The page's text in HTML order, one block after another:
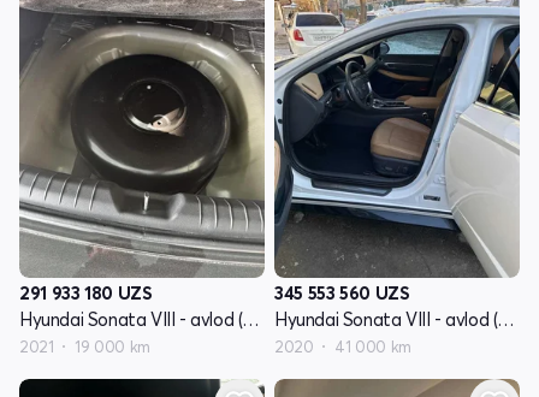
291 933 180 UZS
Hyundai Sonata VIII - avlod (DN8)
2021 19 000 km
345 553 560 UZS
Hyundai Sonata VIII - avlod (DN8)
2020 41 000 km